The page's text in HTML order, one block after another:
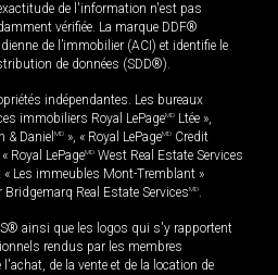
de l'information n'est pas
vérifiée. La marque DDF®
de l’immobilier (ACI) et identifie le
de données (SDD®).
indépendantes. Les bureaux
immobiliers Royal LePageMD Ltée »,
Daniel MD », « Royal LePageMD Credit
Royal LePageMD West Real Estate Services
« Les immeubles Mont-Tremblant »
Real Estate ServicesMD.
ainsi que les logos qui s'y rapportent
rendus par les membres
de la vente et de la location de